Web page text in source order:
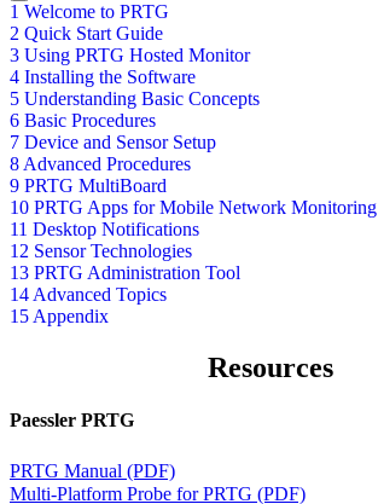
1 Welcome to PRTG
2 Quick Start Guide
3 Using PRTG Hosted Monitor
4 Installing the Software
5 Understanding Basic Concepts
6 Basic Procedures
7 Device and Sensor Setup
8 Advanced Procedures
9 PRTG MultiBoard
10 PRTG Apps for Mobile Network Monitoring
11 Desktop Notifications
12 Sensor Technologies
13 PRTG Administration Tool
14 Advanced Topics
15 Appendix
Resources
Paessler PRTG
PRTG Manual (PDF)
Multi-Platform Probe for PRTG (PDF)